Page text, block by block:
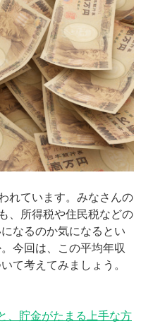
れています。みなさんの
、所得税や住民税などの
なるのか気になるとい
今回は、この平均年収
て考えてみましょう。
、貯金がたまる上手な方